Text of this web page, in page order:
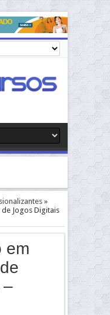
»
Jogos Digitais
em
–